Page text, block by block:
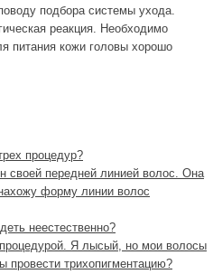
подбора системы ухода.
реакция. Необходимо
питания кожи головы хорошо
процедур?
своей передней линией волос. Она
форму линии волос
неестественно?
Я лысый, но мои волосы
трихопигментацию?